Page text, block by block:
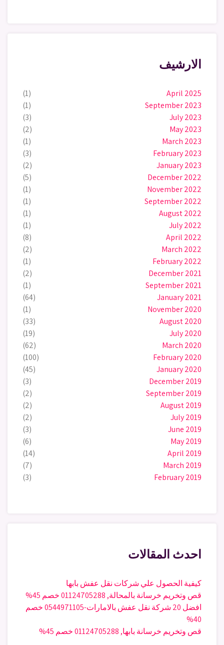
الارشيف
April 2025
(1)
September 2023
(1)
July 2023
(3)
May 2023
(2)
March 2023
(1)
February 2023
(3)
January 2023
(2)
December 2022
(5)
November 2022
(1)
September 2022
(1)
August 2022
(1)
July 2022
(1)
April 2022
(8)
March 2022
(2)
February 2022
(1)
December 2021
(2)
September 2021
(1)
January 2021
(64)
November 2020
(1)
August 2020
(33)
July 2020
(19)
March 2020
(62)
February 2020
(100)
January 2020
(45)
December 2019
(3)
September 2019
(2)
August 2019
(2)
July 2019
(2)
June 2019
(3)
May 2019
(6)
April 2019
(14)
March 2019
(7)
February 2019
(3)
احدث المقالات
كيفية الحصول علي شركات نقل عفش بابها
قص وتخريم خرسانة بالمحالة, 01124705288 خصم 45%
افضل 20 شركة نقل عفش بالامارات-0544971105 خصم
40%
قص وتخريم خرسانة بابها, 01124705288 خصم 45%